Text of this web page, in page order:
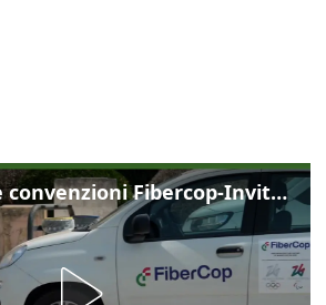
Sottoscritte le convenzioni Fibercop-Invitalia, fibra ottica per 477 mila civici